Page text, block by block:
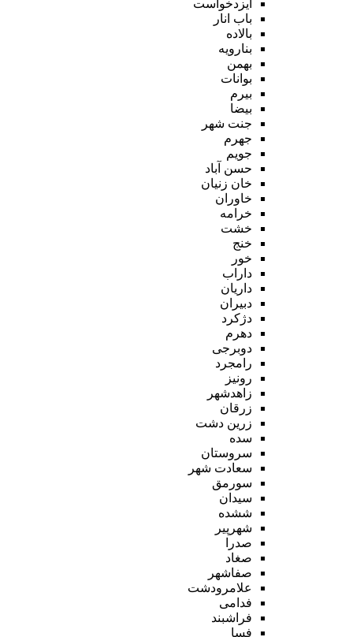
ایزدخواست
باب انار
بالاده
بنارویه
بهمن
بوانات
بیرم
بیضا
جنت شهر
جهرم
جویم
حسن آباد
خان زنیان
خاوران
خرامه
خشت
خنج
خور
داراب
داریان
دبیران
دژکرد
دهرم
دوبرجی
رامجرد
رونیز
زاهدشهر
زرقان
زرین دشت
سده
سروستان
سعادت شهر
سورمق
سیدان
ششده
شهرپیر
صدرا
صغاد
صفاشهر
علامرودشت
فدامی
فراشبند
فسا